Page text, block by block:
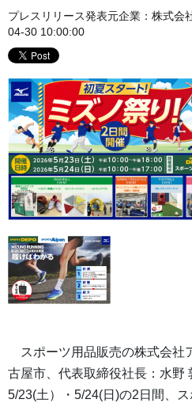
プレスリリース発表元企業： 株式会
04-30 10:00:00
スポーツ用品販売の株式会社
古屋市、代表取締役社長：水野
5/23(土）・5/24(日)の2日間、